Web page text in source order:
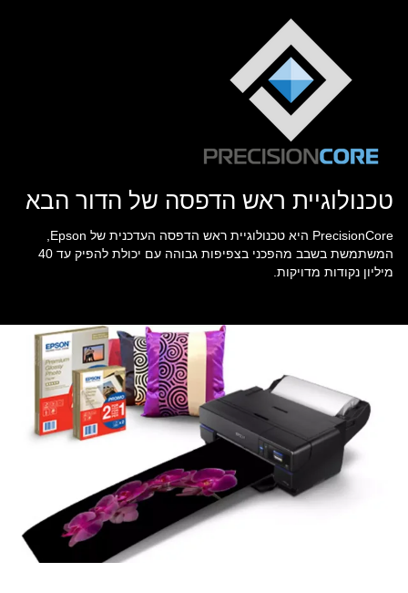
טכנולוגיית ראש הדפסה של הדור הבא
PrecisionCore היא טכנולוגיית ראש הדפסה העדכנית של Epson,
המשתמשת בשבב מהפכני בצפיפות גבוהה עם יכולת להפיק עד 40
מיליון נקודות מדויקות.